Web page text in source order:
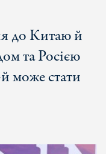
до Китаю й
та Росією
може стати